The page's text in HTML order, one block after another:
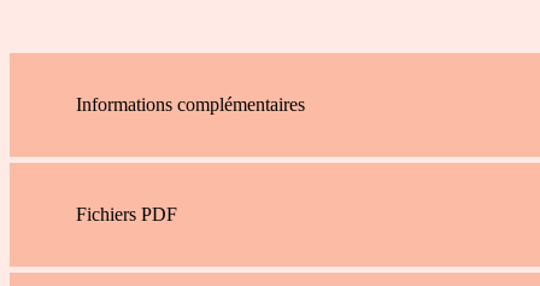
Informations complémentaires
Fichiers PDF